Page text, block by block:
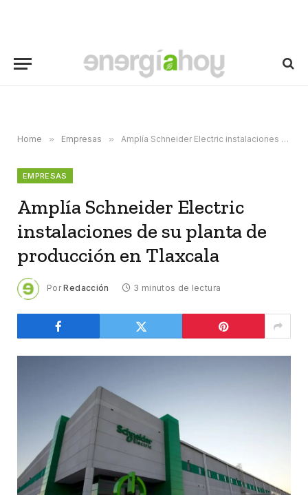
Home » Empresas » Amplía Schneider Electric instalaciones de su planta de producción en Tlaxcala
EMPRESAS
Amplía Schneider Electric
instalaciones de su planta de
producción en Tlaxcala
Por Redacción 3 minutos de lectura